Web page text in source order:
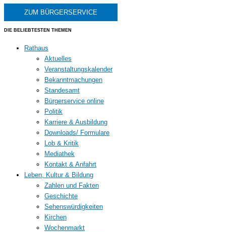
ZUM BÜRGERSERVICE
DIE BELIEBTESTEN THEMEN
Rathaus
Aktuelles
Veranstaltungskalender
Bekanntmachungen
Standesamt
Bürgerservice online
Politik
Karriere & Ausbildung
Downloads/ Formulare
Lob & Kritik
Mediathek
Kontakt & Anfahrt
Leben, Kultur & Bildung
Zahlen und Fakten
Geschichte
Sehenswürdigkeiten
Kirchen
Wochenmarkt